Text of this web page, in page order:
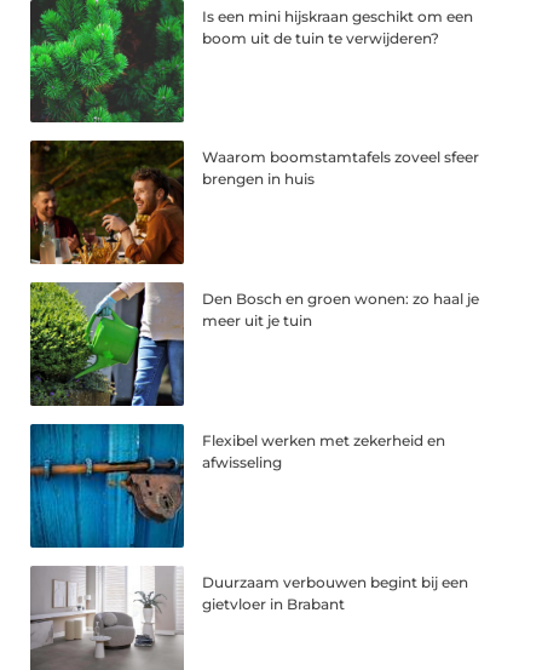
Is een mini hijskraan geschikt om een
boom uit de tuin te verwijderen?
Waarom boomstamtafels zoveel sfeer
brengen in huis
Den Bosch en groen wonen: zo haal je
meer uit je tuin
Flexibel werken met zekerheid en
afwisseling
Duurzaam verbouwen begint bij een
gietvloer in Brabant